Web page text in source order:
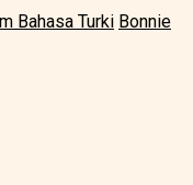
Bahasa Turki Bonnie